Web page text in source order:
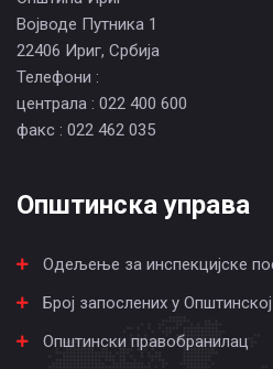
Војводе Путника 1
22406 Ириг, Србија
Телефони :
централа : 022 400 600
факс : 022 462 035
Општинска управа
Одељење за инспекцијске
Број запослених у
Општински правобранилац